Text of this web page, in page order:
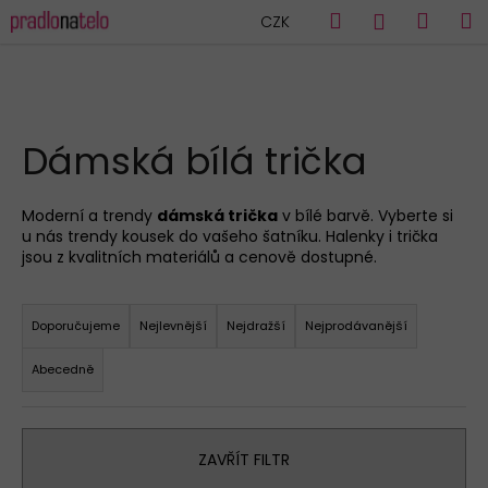
na
CZK Hledat
Dámská bílá trička
Moderní a trendy dámská trička v bílé barvě. Vyberte si
u nás trendy kousek do vašeho šatníku. Halenky i trička
jsou z kvalitních materiálů a cenově dostupné.
a
Doporučujeme Nejlevnější Nejdražší Nejprodávanější
Abecedně
ZAVŘÍT FILTR
K
o
o
p
o
t
ř
b
t